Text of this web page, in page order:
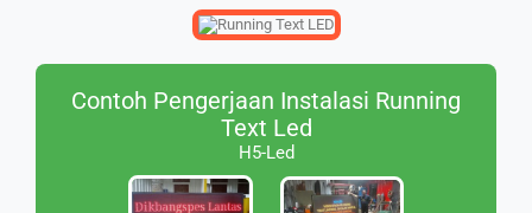
Contoh Pengerjaan Instalasi Running
Text Led
H5-Led